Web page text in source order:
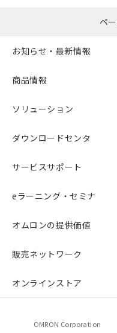
ペ
お知らせ・最新情報
商品情報
ソリューション
ダウンロードセンタ
サービスサポート
eラーニング・セミナ
オムロンの提供価値
販売ネットワーク
オンラインストア
OMRON Corporation